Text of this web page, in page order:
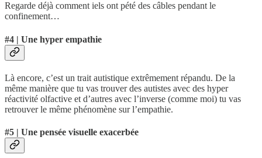
Regarde déjà comment iels ont pété des câbles pendant le
confinement…
#4 | Une hyper empathie
Là encore, c’est un trait autistique extrêmement répandu. De la
même manière que tu vas trouver des autistes avec des hyper
réactivité olfactive et d’autres avec l’inverse (comme moi) tu vas
retrouver le même phénomène sur l’empathie.
#5 | Une pensée visuelle exacerbée